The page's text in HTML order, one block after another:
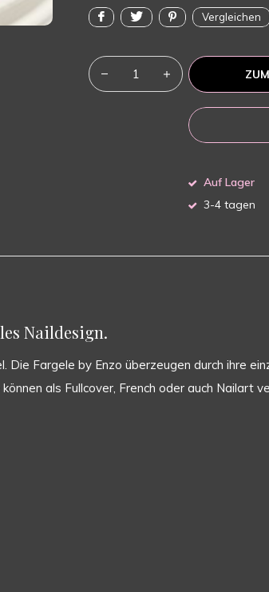
Vergleichen
Auf Lager
3-4 tagen
Naildesign.
Fargele by Enzo überzeugen durch ihre
als Fullcover, French oder auch Nailart